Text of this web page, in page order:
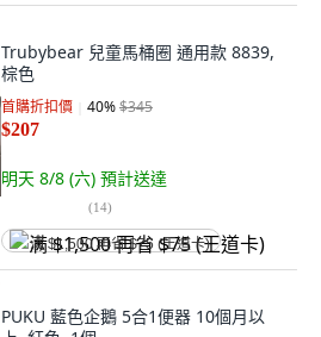
Trubybear 兒童馬桶圈 通用款 8839,
棕色
首購折扣價 40%$345
$207
明天 8/8 (六) 預計送達
(14)
满 $1,500 再省 $75 (王道卡)
PUKU 藍色企鵝 5合1便器 10個月以